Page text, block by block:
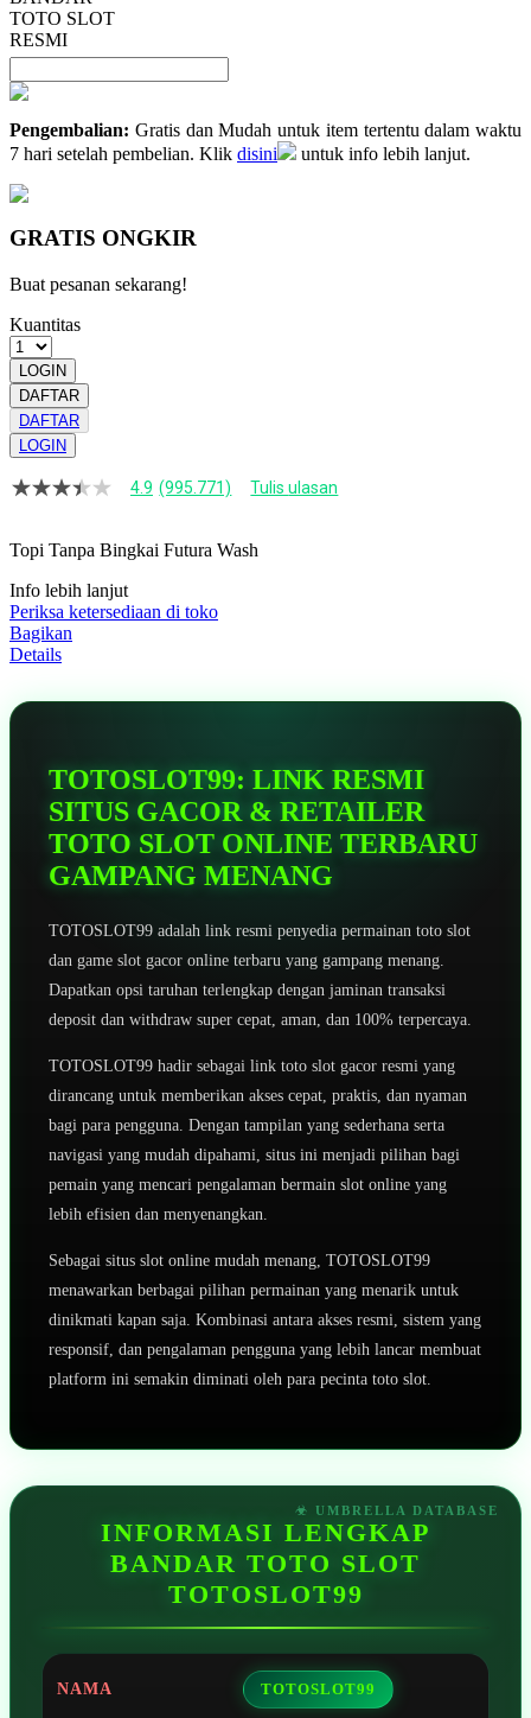
TOTO SLOT
RESMI
Pengembalian: Gratis dan Mudah untuk item tertentu dalam waktu
7 hari setelah pembelian. Klik disini untuk info lebih lanjut.
GRATIS ONGKIR
Buat pesanan sekarang!
Kuantitas
LOGIN
DAFTAR
DAFTAR
LOGIN
4.9
bintang,
rating
rata-
rata.
Read
13
Tautan
4.9 (995.771) Tulis ulasan
Topi Tanpa Bingkai Futura Wash
Info lebih lanjut
Periksa ketersediaan di toko
Bagikan
Details
TOTOSLOT99: LINK RESMI
SITUS GACOR & RETAILER
TOTO SLOT ONLINE TERBARU
GAMPANG MENANG
TOTOSLOT99 adalah link resmi penyedia permainan toto slot
dan game slot gacor online terbaru yang gampang menang.
Dapatkan opsi taruhan terlengkap dengan jaminan transaksi
deposit dan withdraw super cepat, aman, dan 100% terpercaya.
TOTOSLOT99 hadir sebagai link toto slot gacor resmi yang
dirancang untuk memberikan akses cepat, praktis, dan nyaman
bagi para pengguna. Dengan tampilan yang sederhana serta
navigasi yang mudah dipahami, situs ini menjadi pilihan bagi
pemain yang mencari pengalaman bermain slot online yang
lebih efisien dan menyenangkan.
Sebagai situs slot online mudah menang, TOTOSLOT99
menawarkan berbagai pilihan permainan yang menarik untuk
dinikmati kapan saja. Kombinasi antara akses resmi, sistem yang
responsif, dan pengalaman pengguna yang lebih lancar membuat
platform ini semakin diminati oleh para pecinta toto slot.
INFORMASI LENGKAP
BANDAR TOTO SLOT
TOTOSLOT99
NAMA TOTOSLOT99